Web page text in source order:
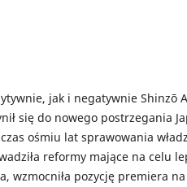
jak i negatywnie Shinzō
się do nowego postrzegania
ośmiu lat sprawowania
reformy mające na celu
wzmocniła pozycję premiera